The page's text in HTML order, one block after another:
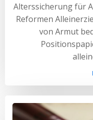
Alterssicherung für
Reformen
von Armut